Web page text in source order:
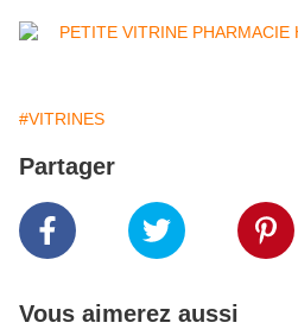
#VITRINES
Partager
Vous aimerez aussi